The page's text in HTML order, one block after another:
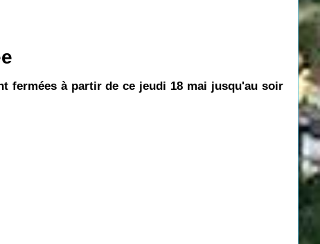
fermées à partir de ce jeudi 18 mai jusqu'au soir